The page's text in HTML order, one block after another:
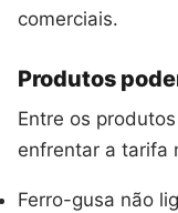
comerciais.
Produtos
Entre os
enfrentar a tarifa
Ferro-gusa não